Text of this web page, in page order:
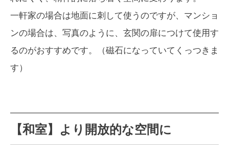
一軒家の場合は地面に刺して使うのですが、マンショ
ンの場合は、写真のように、玄関の扉につけて使用す
るのがおすすめです。（磁石になっていてくっつきま
す）
【和室】より開放的な空間に